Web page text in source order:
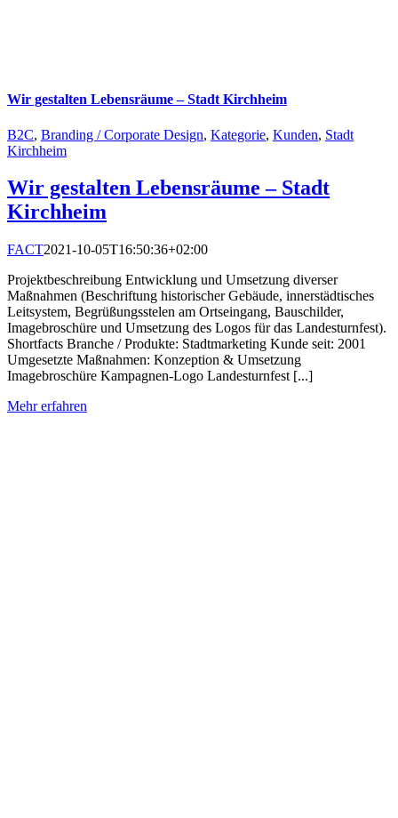
Wir gestalten Lebensräume – Stadt Kirchheim
B2C, Branding / Corporate Design, Kategorie, Kunden, Stadt
Kirchheim
Wir gestalten Lebensräume – Stadt
Kirchheim
FACT2021-10-05T16:50:36+02:00
Projektbeschreibung Entwicklung und Umsetzung diverser
Maßnahmen (Beschriftung historischer Gebäude, innerstädtisches
Leitsystem, Begrüßungsstelen am Ortseingang, Bauschilder,
Imagebroschüre und Umsetzung des Logos für das Landesturnfest).
Shortfacts Branche / Produkte: Stadtmarketing Kunde seit: 2001
Umgesetzte Maßnahmen: Konzeption & Umsetzung
Imagebroschüre Kampagnen-Logo Landesturnfest [...]
Mehr erfahren